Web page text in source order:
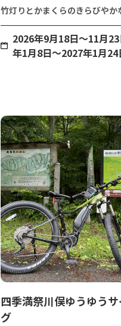
竹灯りとかまくらのきらびやか
2026年9月18日〜11月
年1月8日～2027年1月24
四季満祭川俣ゆうゆう
グ